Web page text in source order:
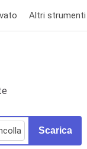
Altri strumenti
Scarica